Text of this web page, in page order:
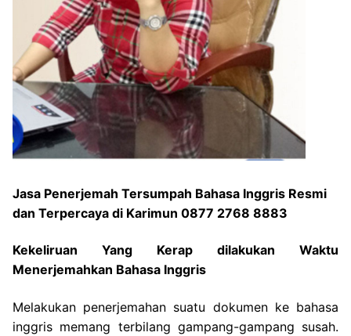
Jasa Penerjemah Tersumpah Bahasa Inggris Resmi
dan Terpercaya di Karimun 0877 2768 8883
Kekeliruan Yang Kerap dilakukan Waktu
Menerjemahkan Bahasa Inggris
Melakukan penerjemahan suatu dokumen ke bahasa
inggris memang terbilang gampang-gampang susah.